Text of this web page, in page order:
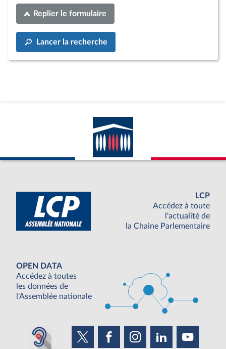
Replier le formulaire
Lancer la recherche
LCP
Accédez à toute
l'actualité de
la Chaine Parlementaire
OPEN DATA
Accédez à toutes
les données de
l'Assemblée nationale